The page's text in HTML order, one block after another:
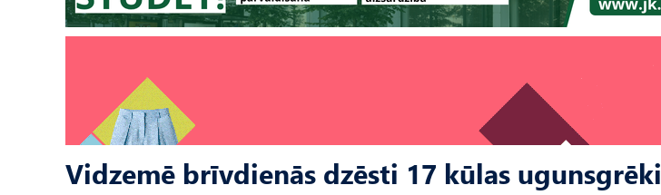
Vidzemē brīvdienās dzēsti 17 kūlas ugunsgrēki